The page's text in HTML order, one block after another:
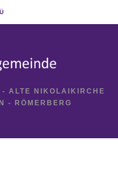
ALTE NIKOLAIKIRCHE
- RÖMERBERG